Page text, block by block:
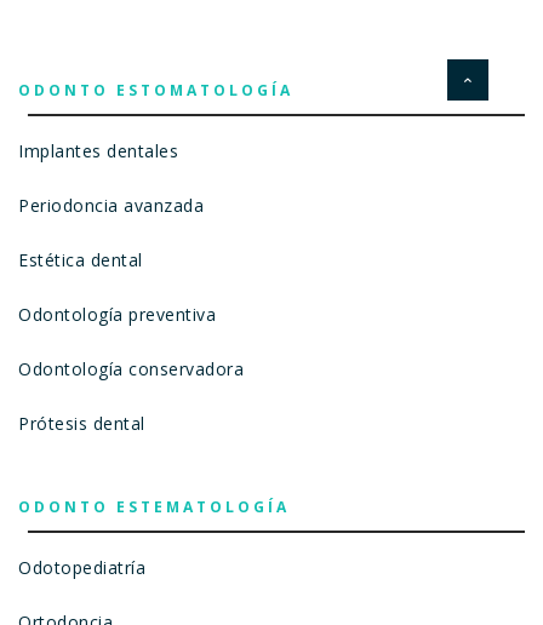
ODONTO ESTOMATOLOGÍA
Implantes dentales
Periodoncia avanzada
Estética dental
Odontología preventiva
Odontología conservadora
Prótesis dental
ODONTO ESTEMATOLOGÍA
Odotopediatría